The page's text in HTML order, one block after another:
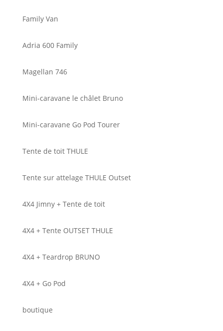
Family Van
Adria 600 Family
Magellan 746
Mini-caravane le châlet Bruno
Mini-caravane Go Pod Tourer
Tente de toit THULE
Tente sur attelage THULE Outset
4X4 Jimny + Tente de toit
4X4 + Tente OUTSET THULE
4X4 + Teardrop BRUNO
4X4 + Go Pod
boutique